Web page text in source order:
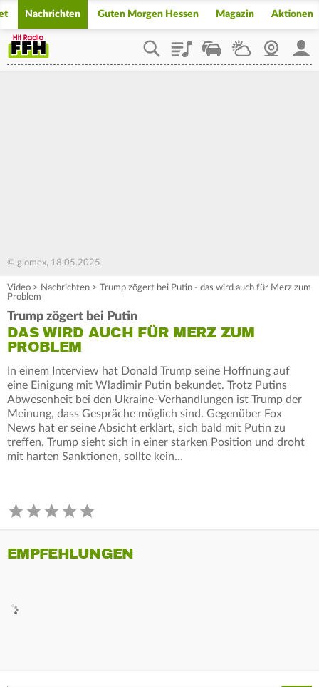
Nachrichten Guten Morgen Hessen Magazin Aktionen
PlaylistStaupilotWetterWebcam
© glomex, 18.05.2025
Video > Nachrichten > Trump zögert bei Putin - das wird auch für Merz zum
Problem
Trump zögert bei Putin
DAS WIRD AUCH FÜR MERZ ZUM
PROBLEM
In einem Interview hat Donald Trump seine Hoffnung auf
eine Einigung mit Wladimir Putin bekundet. Trotz Putins
Abwesenheit bei den Ukraine-Verhandlungen ist Trump der
Meinung, dass Gespräche möglich sind. Gegenüber Fox
News hat er seine Absicht erklärt, sich bald mit Putin zu
treffen. Trump sieht sich in einer starken Position und droht
mit harten Sanktionen, sollte kein…
EMPFEHLUNGEN